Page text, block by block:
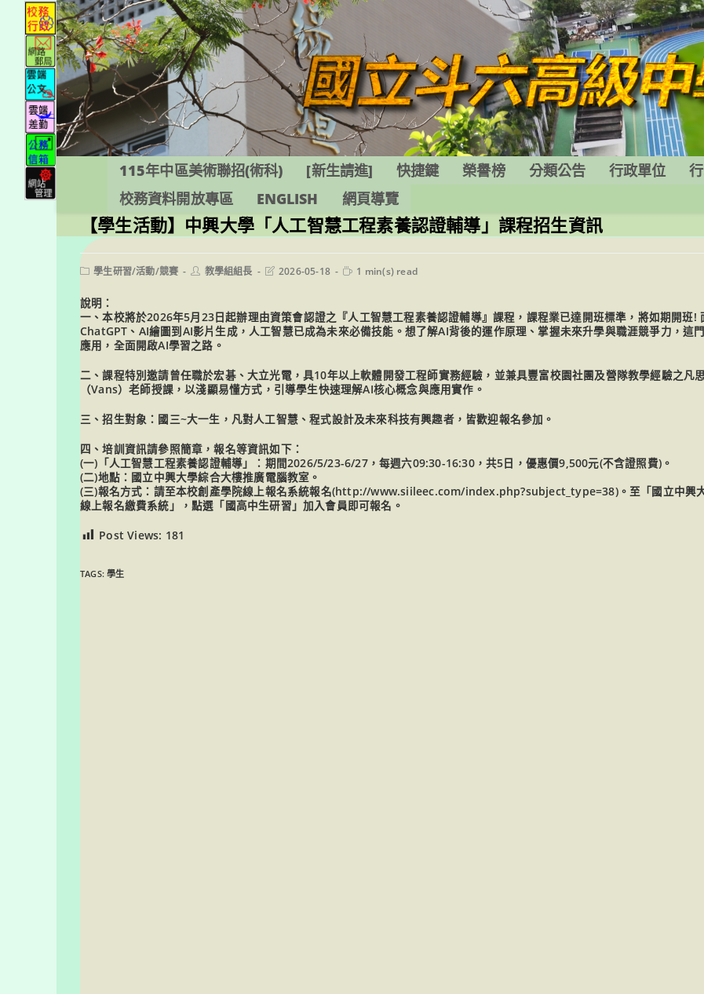
115年中區美術聯招(術科) [新生請進] 快捷鍵 榮譽榜 分類公告 行政單位
校務資料開放專區
ENGLISH 網頁導覽
【學生活動】中興大學「人工智慧工程素養認證輔導」課程招生資訊
Post學生研習/活動/競賽
Post教學組組長
Post2026-05-18
Reading
1 min(s) read
說明：
一、本校將於2026年5月23日起辦理由資策會認證之『人工智慧工程素養認證輔導』課程，課程業已達開班標準，將如期開班!
ChatGPT、AI繪圖到AI影片生成，人工智慧已成為未來必備技能。想了解AI背後的運作原理、掌握未來升學與職涯競爭力，這
應用，全面開啟AI學習之路。
二、課程特別邀請曾任職於宏碁、大立光電，具10年以上軟體開發工程師實務經驗，並兼具豐富校園社團及營隊教學經驗之凡
（Vans）老師授課，以淺顯易懂方式，引導學生快速理解AI核心概念與應用實作。
三、招生對象：國三~大一生，凡對人工智慧、程式設計及未來科技有興趣者，皆歡迎報名參加。
四、培訓資訊請參照簡章，報名等資訊如下：
(一)「人工智慧工程素養認證輔導」：期間2026/5/23-6/27，每週六09:30-16:30，共5日，優惠價9,500元(不含證照費)。
(二)地點：國立中興大學綜合大樓推廣電腦教室。
(三)報名方式：請至本校創產學院線上報名系統報名(http://www.siileec.com/index.php?subject_type=38)。至「國立中興
線上報名繳費系統」，點選「國高中生研習」加入會員即可報名。
Post Views: 181
TAGS:學生